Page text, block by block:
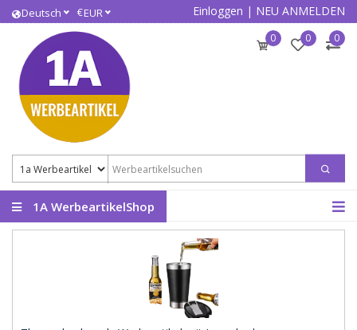
Deutsch €EUR Einloggen | NEU ANMELDEN
0 0 0
1A WerbeartikelShop